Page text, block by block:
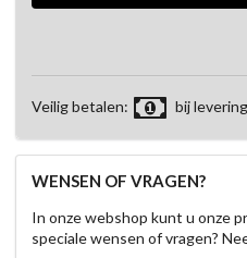
Veilig betalen: bij levering
WENSEN OF VRAGEN?
In onze webshop kunt u onze
speciale wensen of vragen?